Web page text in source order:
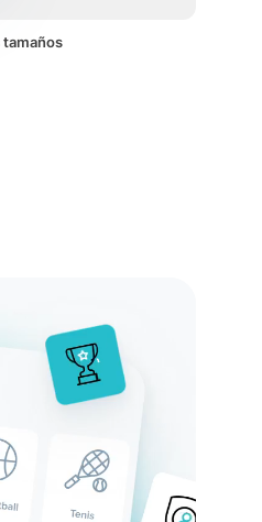
tamaños